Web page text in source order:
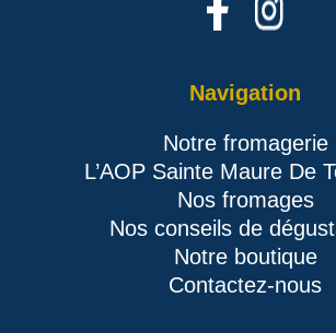
Navigation
Notre fromagerie
L’AOP Sainte Maure De
Nos fromages
Nos conseils de
Notre boutique
Contactez-nous